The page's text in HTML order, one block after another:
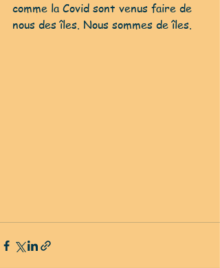
comme la Covid sont venus faire de
nous des îles. Nous sommes de îles.